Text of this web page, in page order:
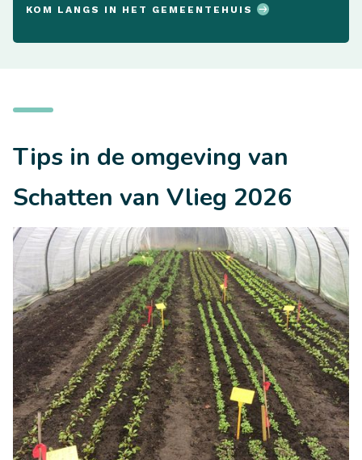
KOM LANGS IN HET GEMEENTEHUIS
Tips in de omgeving van
Schatten van Vlieg 2026